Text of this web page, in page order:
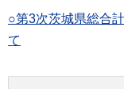
○第3次茨城県総合
て